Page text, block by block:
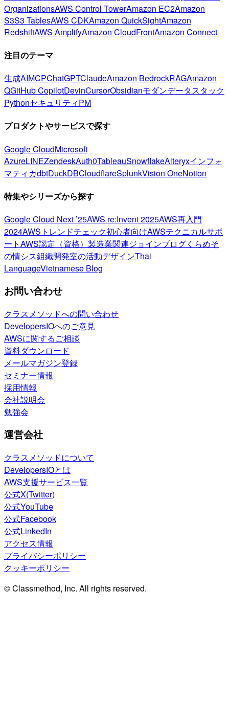
OrganizationsAWS Control TowerAmazon EC2Amazon
S3S3 TablesAWS CDKAmazon QuickSightAmazon
RedshiftAWS AmplifyAmazon CloudFrontAmazon Connect
注目のテーマ
生成AIMCPChatGPTClaudeAmazon BedrockRAGAmazon
QGitHub CopilotDevinCursorObsidianモダンデータスタック
PythonセキュリティPM
プロダクトやサービスで探す
Google CloudMicrosoft
AzureLINEZendeskAuth0TableauSnowflakeAlteryxインフォ
マティカdbtDuckDBCloudflareSplunkVision OneNotion
特集やシリーズから探す
Google Cloud Next ’25AWS re:Invent 2025AWS再入門
2024AWSトレンドチェック初心者向けAWSテクニカルサポ
ートAWS認定（資格） 製造業関連ジョインブログくらめそ
の情シス組織開発室の活動デザインThai
LanguageVietnamese Blog
お問い合わせ
クラスメソッドへの問い合わせ
DevelopersIOへのご意見
AWSに関するご相談
資料ダウンロード
メールマガジン登録
セミナー情報
採用情報
会社説明会
勉強会
運営会社
クラスメソッドについて
DevelopersIOとは
AWS支援サービス一覧
公式X(Twitter)
公式YouTube
公式Facebook
公式LinkedIn
アクセス情報
プライバシーポリシー
クッキーポリシー
© Classmethod, Inc. All rights reserved.